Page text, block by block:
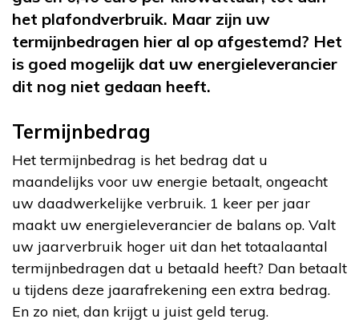
het plafondverbruik. Maar zijn uw
termijnbedragen hier al op afgestemd? Het
is goed mogelijk dat uw energieleverancier
dit nog niet gedaan heeft.
Termijnbedrag
Het termijnbedrag is het bedrag dat u
maandelijks voor uw energie betaalt, ongeacht
uw daadwerkelijke verbruik. 1 keer per jaar
maakt uw energieleverancier de balans op. Valt
uw jaarverbruik hoger uit dan het totaalaantal
termijnbedragen dat u betaald heeft? Dan betaalt
u tijdens deze jaarafrekening een extra bedrag.
En zo niet, dan krijgt u juist geld terug.